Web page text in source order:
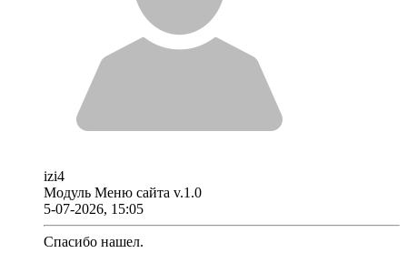
izi4
Модуль Меню сайта v.1.0
5-07-2026, 15:05
Спасибо нашел.